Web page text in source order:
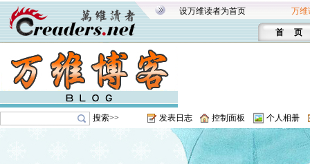
设万维读者为首页 万维
首 页
搜索>> 发表日志 控制面板 个人相册